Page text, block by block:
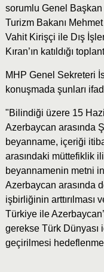
sorumlu Genel Başkan
Turizm Bakanı
Vahit Kirişçi ile Dış
Kıran’ın katıldığı
MHP Genel Sekreteri
konuşmada şunları
"Bilindiği üzere 15
Azerbaycan arasında
beyanname, içeriği
arasındaki müttefiklik
beyannamenin metni
Azerbaycan arasında
işbirliğinin arttırılması
Türkiye ile
gerekse Türk
geçirilmesi